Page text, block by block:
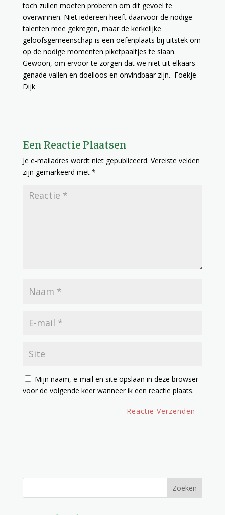
toch zullen moeten proberen om dit gevoel te
overwinnen. Niet iedereen heeft daarvoor de nodige
talenten mee gekregen, maar de kerkelijke
geloofsgemeenschap is een oefenplaats bij uitstek om
op de nodige momenten piketpaaltjes te slaan.
Gewoon, om ervoor te zorgen dat we niet uit elkaars
genade vallen en doelloos en onvindbaar zijn. Foekje
Dijk
Een Reactie Plaatsen
Je e-mailadres wordt niet gepubliceerd. Vereiste velden
zijn gemarkeerd met *
Mijn naam, e-mail en site opslaan in deze browser
voor de volgende keer wanneer ik een reactie plaats.